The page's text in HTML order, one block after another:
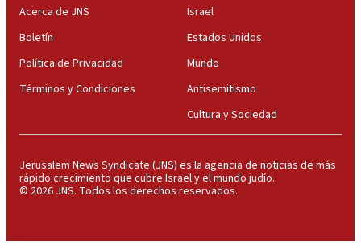
Acerca de JNS
Boletín
Política de Privacidad
Términos y Condiciones
Israel
Estados Unidos
Mundo
Antisemitismo
Cultura y Sociedad
Jerusalem News Syndicate (JNS) es la agencia de noticias de más
rápido crecimiento que cubre Israel y el mundo judío.
© 2026 JNS. Todos los derechos reservados.